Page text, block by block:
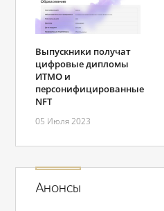
Выпускники получат
цифровые дипломы
ИТМО и
персонифицированные
NFT
05 Июля 2023
Анонсы